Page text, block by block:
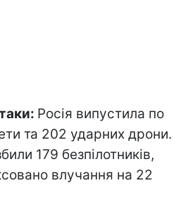
Росія випустила по
та 202 ударних дрони.
179 безпілотників,
влучання на 22